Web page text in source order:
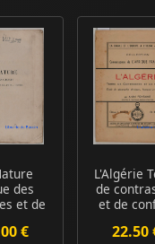
des
et de
a...
€
L'Algérie
de
et de
22.50